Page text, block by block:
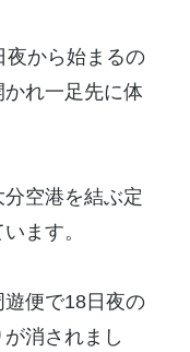
夜から始まるの
れ一足先に体
空港を結ぶ定
ます。
便で18日夜の
消されまし